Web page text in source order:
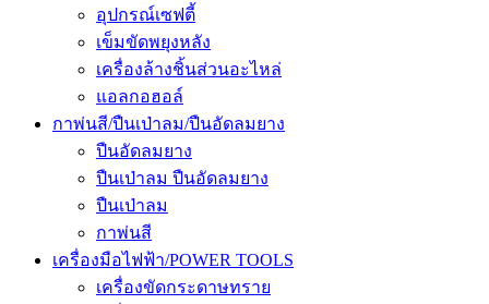
อุปกรณ์เซฟตี้
เข็มขัดพยุงหลัง
เครื่องล้างชิ้นส่วนอะไหล่
แอลกอฮอล์
กาพ่นสี/ปืนเป่าลม/ปืนอัดลมยาง
ปืนอัดลมยาง
ปืนเป่าลม ปืนอัดลมยาง
ปืนเป่าลม
กาพ่นสี
เครื่องมือไฟฟ้า/POWER TOOLS
เครื่องขัดกระดาษทราย